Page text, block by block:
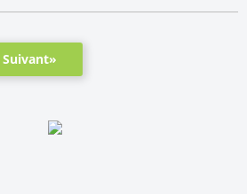
Suivant»